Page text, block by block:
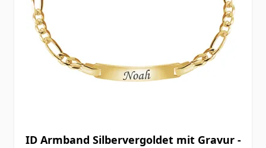
ID Armband Silbervergoldet mit Gravur -